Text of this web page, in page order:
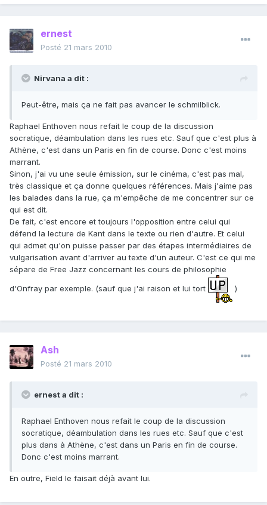
ernest
Posté 21 mars 2010
Nirvana a dit :
Peut-être, mais ça ne fait pas avancer le schmilblick.
Raphael Enthoven nous refait le coup de la discussion
socratique, déambulation dans les rues etc. Sauf que c'est plus à
Athène, c'est dans un Paris en fin de course. Donc c'est moins
marrant.
Sinon, j'ai vu une seule émission, sur le cinéma, c'est pas mal,
très classique et ça donne quelques références. Mais j'aime pas
les balades dans la rue, ça m'empêche de me concentrer sur ce
qui est dit.
De fait, c'est encore et toujours l'opposition entre celui qui
défend la lecture de Kant dans le texte ou rien d'autre. Et celui
qui admet qu'on puisse passer par des étapes intermédiaires de
vulgarisation avant d'arriver au texte d'un auteur. C'est ce qui me
sépare de Free Jazz concernant les cours de philosophie
d'Onfray par exemple. (sauf que j'ai raison et lui tort
)
Ash
Posté 21 mars 2010
ernest a dit :
Raphael Enthoven nous refait le coup de la discussion
socratique, déambulation dans les rues etc. Sauf que c'est
plus dans à Athène, c'est dans un Paris en fin de course.
Donc c'est moins marrant.
En outre, Field le faisait déjà avant lui.